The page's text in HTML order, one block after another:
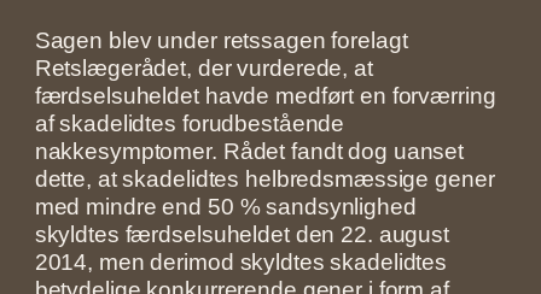
Sagen blev under retssagen forelagt
Retslægerådet, der vurderede, at
færdselsuheldet havde medført en forværring
af skadelidtes forudbestående
nakkesymptomer. Rådet fandt dog uanset
dette, at skadelidtes helbredsmæssige gener
med mindre end 50 % sandsynlighed
skyldtes færdselsuheldet den 22. august
2014, men derimod skyldtes skadelidtes